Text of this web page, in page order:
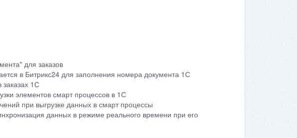
для заказов
в Битрикс24 для заполнения номера документа 1С
1С
элементов смарт процессов в 1С
при выгрузке данных в смарт процессы
данных в режиме реального времени при его